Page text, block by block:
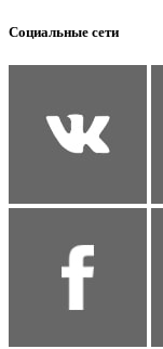
Социальные сети